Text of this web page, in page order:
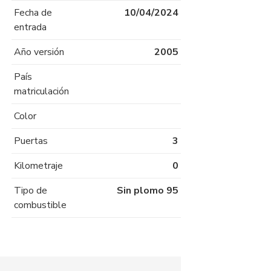
Fecha de
entrada
10/04/2024
Año versión
2005
País
matriculación
Color
Puertas
3
Kilometraje
0
Tipo de
combustible
Sin plomo 95